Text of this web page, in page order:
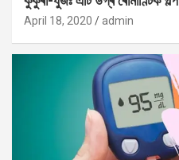
April 18, 2020 admin